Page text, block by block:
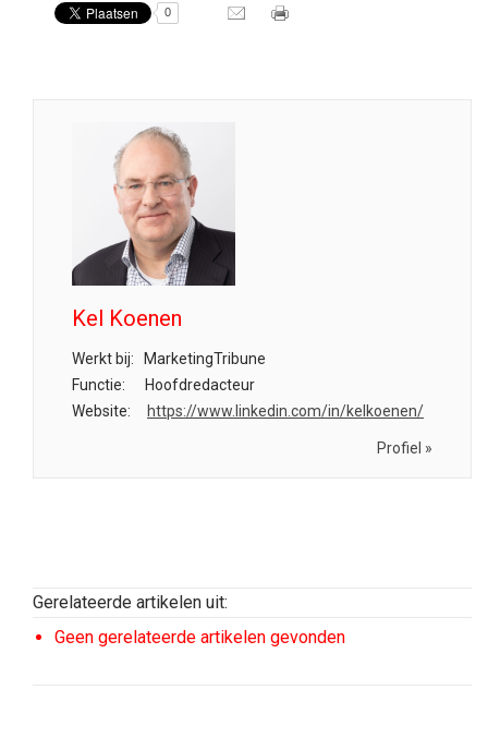
0
Kel Koenen
Werkt bij:
MarketingTribune
Functie:
Hoofdredacteur
Website:
https://www.linkedin.com/in/kelkoenen/
Profiel »
Gerelateerde artikelen uit:
Geen gerelateerde artikelen gevonden